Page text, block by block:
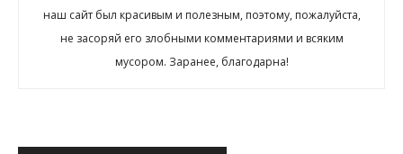
наш сайт был красивым и полезным, поэтому, пожалуйста,
не засоряй его злобными комментариями и всяким
мусором. Заранее, благодарна!